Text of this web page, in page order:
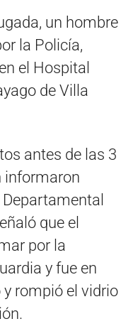
un hombre
la Policía,
el Hospital
de Villa
antes de las 3
informaron
que el
por la
y fue en
rompió el vidrio